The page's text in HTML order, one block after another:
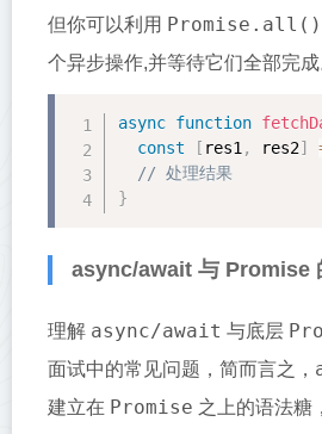
但你可以利用 Promise.all()
个异步操作,并等待它们全部完成
async function
const
[ res1 , res2]
// 处理结果
}
async/await 与 Promise
理解 async/await 与底层
面试中的常见问题，简而言之，
建立在 Promise 之上的语法糖